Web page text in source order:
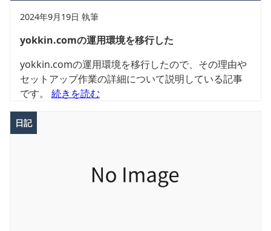
2024年9月19日 執筆
yokkin.comの運用環境を移行した
yokkin.comの運用環境を移行したので、その理由や
セットアップ作業の詳細について説明している記事
です。 続きを読む
日記